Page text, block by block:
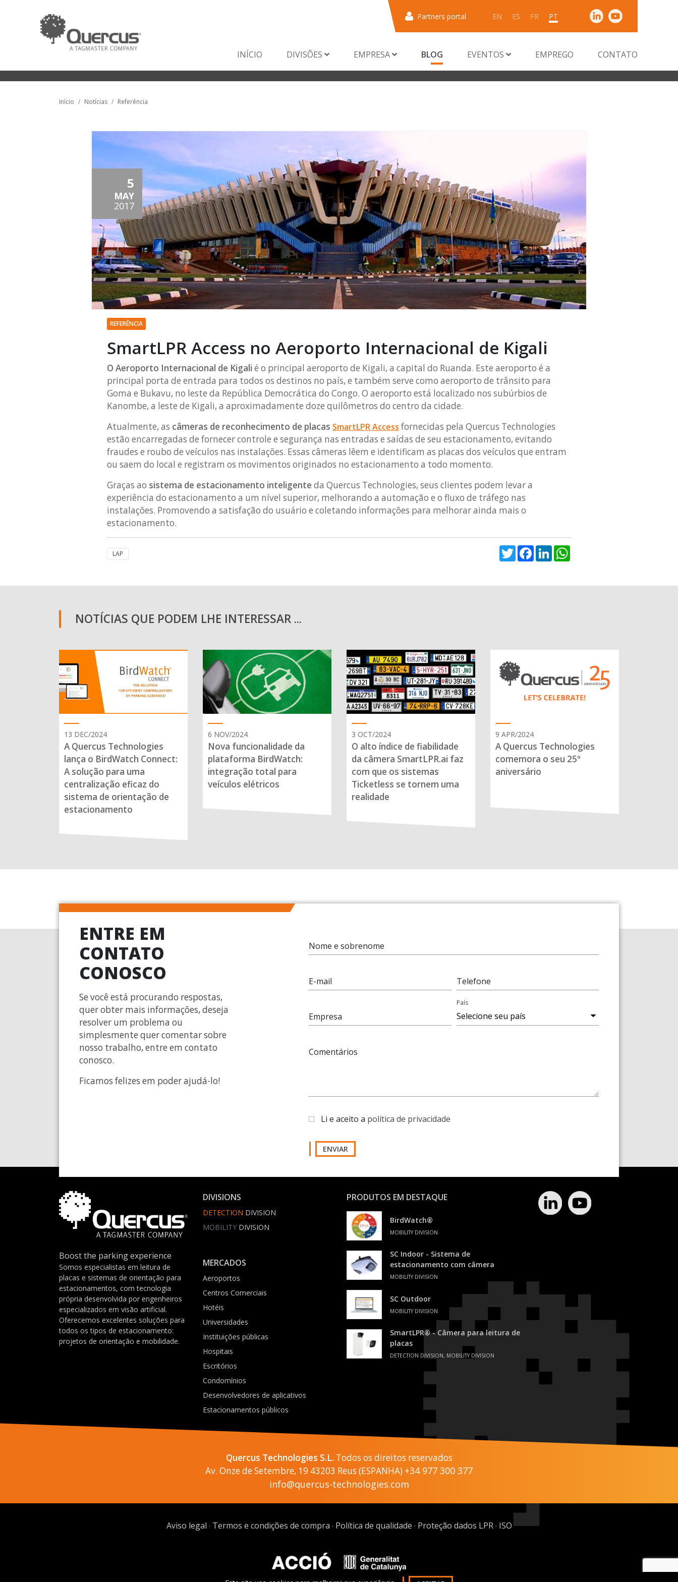
Partners portal EN ES FR PT
INÍCIO DIVISÕES EMPRESA BLOG EVENTOS EMPREGO CONTATO
Início Notícias Referência
5
MAY
2017
REFERÊNCIA
SmartLPR Access no Aeroporto Internacional de Kigali
O Aeroporto Internacional de Kigali é o principal aeroporto de Kigali, a capital do Ruanda. Este aeroporto é a
principal porta de entrada para todos os destinos no país, e também serve como aeroporto de trânsito para
Goma e Bukavu, no leste da República Democrática do Congo. O aeroporto está localizado nos subúrbios de
Kanombe, a leste de Kigali, a aproximadamente doze quilômetros do centro da cidade.
Atualmente, as câmeras de reconhecimento de placas SmartLPR Access fornecidas pela Quercus Technologies
estão encarregadas de fornecer controle e segurança nas entradas e saídas de seu estacionamento, evitando
fraudes e roubo de veículos nas instalações. Essas câmeras lêem e identificam as placas dos veículos que entram
ou saem do local e registram os movimentos originados no estacionamento a todo momento.
Graças ao sistema de estacionamento inteligente da Quercus Technologies, seus clientes podem levar a
experiência do estacionamento a um nível superior, melhorando a automação e o fluxo de tráfego nas
instalações. Promovendo a satisfação do usuário e coletando informações para melhorar ainda mais o
estacionamento.
LAP TwitterFacebook
LinkedIn
NOTÍCIAS QUE PODEM LHE INTERESSAR ...
13 DEC/2024
A Quercus Technologies
lança o BirdWatch Connect:
A solução para uma
centralização eficaz do
sistema de orientação de
estacionamento
6 NOV/2024
Nova funcionalidade da
plataforma BirdWatch:
integração total para
veículos elétricos
3 OCT/2024
O alto índice de fiabilidade
da câmera SmartLPR.ai faz
com que os sistemas
Ticketless se tornem uma
realidade
9 APR/2024
A Quercus Technologies
comemora o seu 25º
aniversário
ENTRE EM
CONTATO
CONOSCO
Se você está procurando respostas,
quer obter mais informações, deseja
resolver um problema ou
simplesmente quer comentar sobre
nosso trabalho, entre em contato
conosco.
Ficamos felizes em poder ajudá-lo!
Nome e sobrenome
E-mail Telefone
Empresa
País
Comentários
Li e aceito a política de privacidade
ENVIAR
Boost the parking experience
Somos especialistas em leitura de
placas e sistemas de orientação para
estacionamentos, com tecnologia
própria desenvolvida por engenheiros
especializados em visão artificial.
Oferecemos excelentes soluções para
todos os tipos de estacionamento:
projetos de orientação e mobilidade.
DIVISIONS
DETECTION DIVISION
MOBILITY DIVISION
MERCADOS
Aeroportos
Centros Comerciais
Hotéis
Universidades
Instituições públicas
Hospitais
Escritórios
Condomínios
Desenvolvedores de aplicativos
Estacionamentos públicos
PRODUTOS EM DESTAQUE
BirdWatch®
MOBILITY DIVISION
SC Indoor - Sistema de
estacionamento com câmera
MOBILITY DIVISION
SC Outdoor
MOBILITY DIVISION
SmartLPR® - Câmera para leitura de
placas
DETECTION DIVISION, MOBILITY DIVISION
Quercus Technologies S.L. Todos os direitos reservados
Av. Onze de Setembre, 19 43203 Reus (ESPANHA) +34 977 300 377
info@quercus-technologies.com
Aviso legal · Termos e condições de compra · Política de qualidade · Proteção dados LPR· ISO